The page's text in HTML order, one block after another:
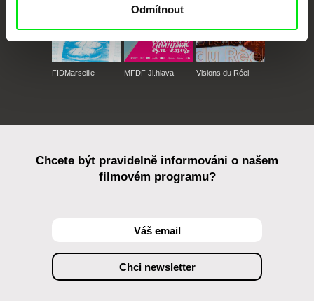
Odmítnout
FIDMarseille MFDF Ji.hlava Visions du Réel
Chcete být pravidelně informováni o našem
filmovém programu?